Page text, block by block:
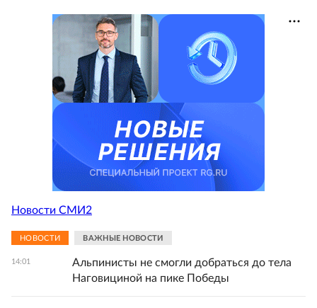
Новости СМИ2
НОВОСТИ ВАЖНЫЕ НОВОСТИ
14:01
Альпинисты не смогли добраться до тела
Наговициной на пике Победы